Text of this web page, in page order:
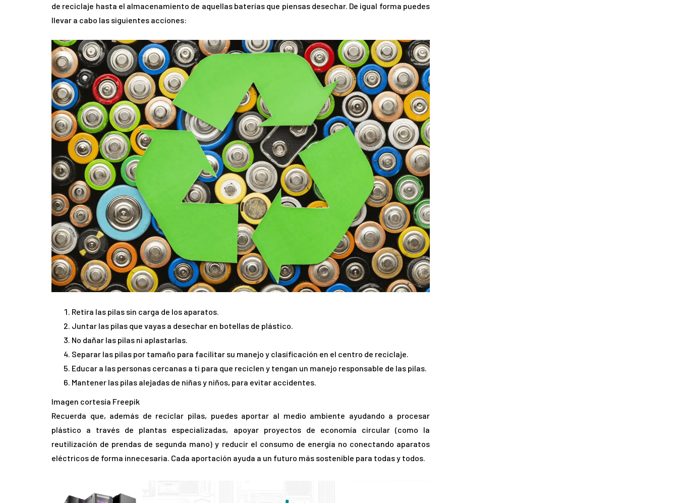
de reciclaje hasta el almacenamiento de aquellas baterías que piensas desechar. De igual forma puedes
llevar a cabo las siguientes acciones: ​ ​
Retira las pilas sin carga de los aparatos. ​
Juntar las pilas que vayas a desechar en botellas de plástico. ​
No dañar las pilas ni aplastarlas. ​
Separar las pilas por tamaño para facilitar su manejo y clasificación en el centro de reciclaje. ​
Educar a las personas cercanas a ti para que reciclen y tengan un manejo responsable de las pilas. ​
Mantener las pilas alejadas de niñas y niños, para evitar accidentes.
Imagen cortesía Freepik
Recuerda que, además de reciclar pilas, puedes aportar al medio ambiente ayudando a procesar
plástico a través de plantas especializadas, apoyar proyectos de economía circular (como la
reutilización de prendas de segunda mano) y reducir el consumo de energía no conectando aparatos
eléctricos de forma innecesaria. Cada aportación ayuda a un futuro más sostenible para todas y todos.